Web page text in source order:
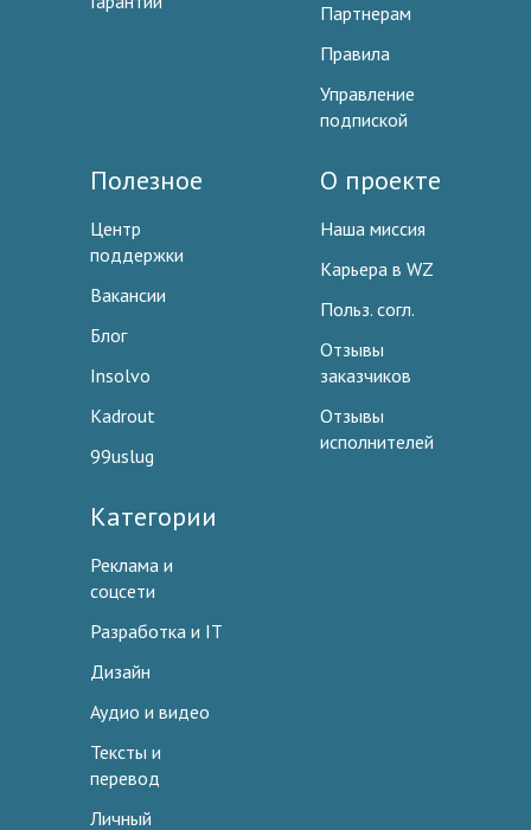
Партнерам
Правила
Управление
подпиской
Полезное
Центр
поддержки
Вакансии
Блог
Insolvo
Kadrout
99uslug
О проекте
Наша миссия
Карьера в WZ
Польз. согл.
Отзывы
заказчиков
Отзывы
исполнителей
Категории
Реклама и
соцсети
Разработка и IT
Дизайн
Аудио и видео
Тексты и
перевод
Личный